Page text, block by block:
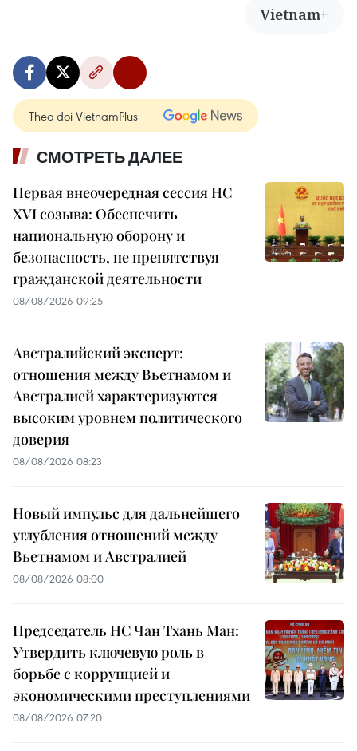
Vietnam+
Theo dõi VietnamPlus
СМОТРЕТЬ ДАЛЕЕ
Первая внеочередная сессия НС
XVI созыва: Обеспечить
национальную оборону и
безопасность, не препятствуя
гражданской деятельности
08/08/2026 09:25
Австралийский эксперт:
отношения между Вьетнамом и
Австралией характеризуются
высоким уровнем политического
доверия
08/08/2026 08:23
Новый импульс для дальнейшего
углубления отношений между
Вьетнамом и Австралией
08/08/2026 08:00
Председатель НС Чан Тхань Ман:
Утвердить ключевую роль в
борьбе с коррупцией и
экономическими преступлениями
08/08/2026 07:20